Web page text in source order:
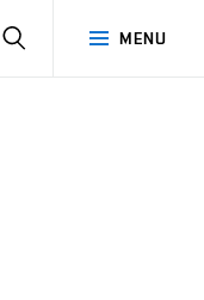
MENU